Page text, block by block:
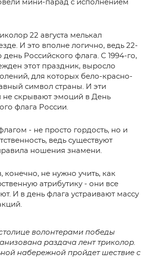
мини-парад с исполнением
22 августа мелькал
И это вполне логично, ведь 22-
день Российского флага. С 1994-го,
этот праздник, выросло
для которых бело-красно-
символ страны. И эти
скрывают эмоций в День
флага России.
- не просто гордость, но и
ведь существуют
ношения знамени.
конечно, не нужно учить, как
атрибутику - они все
И в день флага устраивают массу
волонтерами победы
раздача лент триколор.
набережной пройдет шествие с